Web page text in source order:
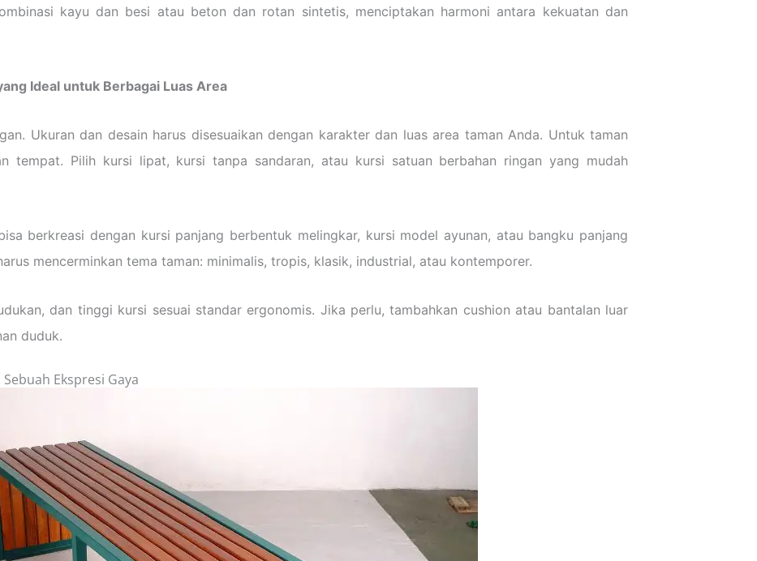
kayu dan besi atau beton dan rotan sintetis, menciptakan harmoni antara kekuatan dan
Ideal untuk Berbagai Luas Area
Ukuran dan desain harus disesuaikan dengan karakter dan luas area taman Anda. Untuk taman
tempat. Pilih kursi lipat, kursi tanpa sandaran, atau kursi satuan berbahan ringan yang mudah
berkreasi dengan kursi panjang berbentuk melingkar, kursi model ayunan, atau bangku panjang
mencerminkan tema taman: minimalis, tropis, klasik, industrial, atau kontemporer.
dan tinggi kursi sesuai standar ergonomis. Jika perlu, tambahkan cushion atau bantalan luar
duduk.
Ekspresi Gaya